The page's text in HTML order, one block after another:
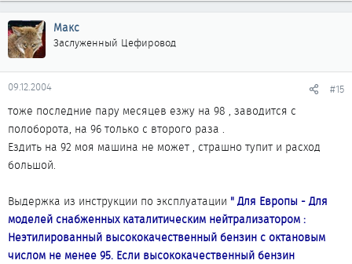
Макс
Заслуженный Цефировод
09.12.2004 #15
тоже последние пару месяцев езжу на 98 , заводится с
полоборота, на 96 только с второго раза .
Ездить на 92 моя машина не может , страшно тупит и расход
большой.
Выдержка из инструкции по эксплуатации " Для Европы - Для
моделей снабженных каталитическим нейтрализатором :
Неэтилированный высококачественный бензин с октановым
числом не менее 95. Если высококачественный бензин